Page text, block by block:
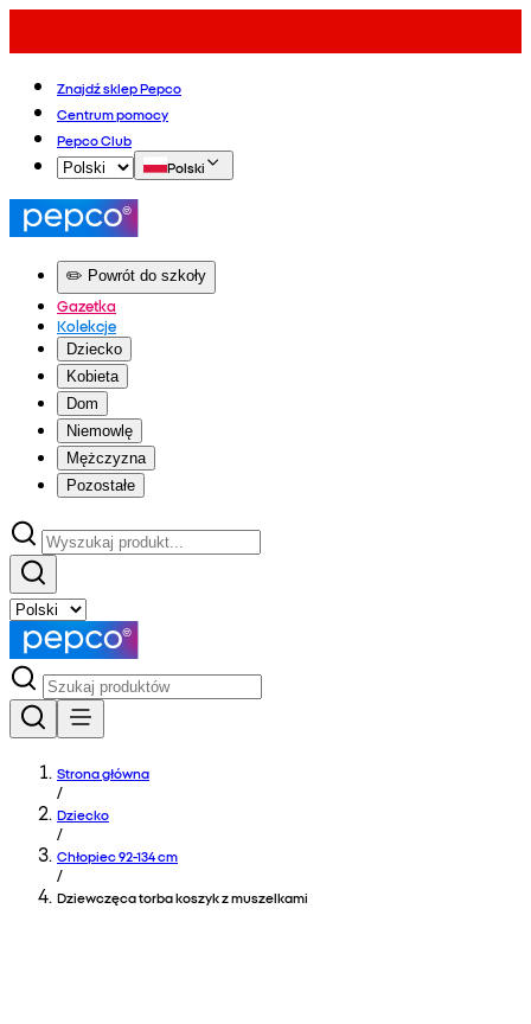
Znajdź sklep Pepco
Centrum pomocy
Pepco Club
Polski
✏️ Powrót do szkoły
Gazetka
Kolekcje
Dziecko
Kobieta
Dom
Niemowlę
Mężczyzna
Pozostałe
Strona główna
/
Dziecko
/
Chłopiec 92-134 cm
/
Dziewczęca torba koszyk z muszelkami